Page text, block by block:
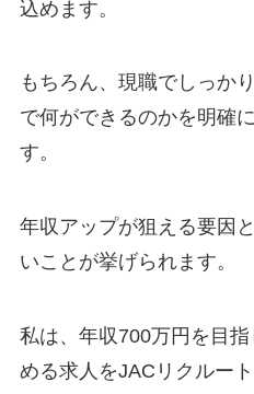
込めます。
もちろん、現職でしっか
で何ができるのかを明確
す。
年収アップが狙える要因
いことが挙げられます。
私は、年収700万円を目
める求人をJACリクルー